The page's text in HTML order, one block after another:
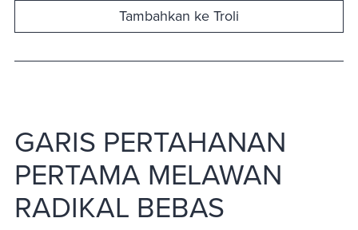
Tambahkan ke Troli
GARIS PERTAHANAN
PERTAMA MELAWAN
RADIKAL BEBAS